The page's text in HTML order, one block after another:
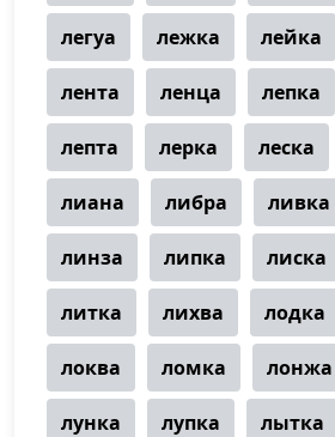
легуа лежка лейка
лента ленца лепка
лепта лерка леска
лиана либра ливка
линза липка лиска
литка лихва лодка
локва ломка лонжа
лунка лупка лытка